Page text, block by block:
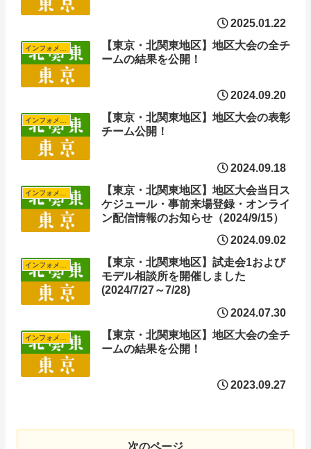
2025.01.22
【東京・北関東地区】地区大会の全チ
ームの結果を公開！
2024.09.20
インフォメーション
【東京・北関東地区】地区大会の表彰
チーム公開！
2024.09.18
【東京・北関東地区】地区大会当日ス
ケジュール・事前来場登録・オンライ
ン配信情報のお知らせ（2024/9/15）
2024.09.02
インフォメーション
【東京・北関東地区】試走会1および
モデル相談所を開催しました
(2024/7/27～7/28)
2024.07.30
【東京・北関東地区】地区大会の全チ
ームの結果を公開！
2023.09.27
次のページ